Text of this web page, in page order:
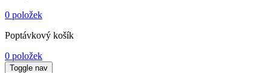
0 položek
Poptávkový košík
0 položek
Toggle nav